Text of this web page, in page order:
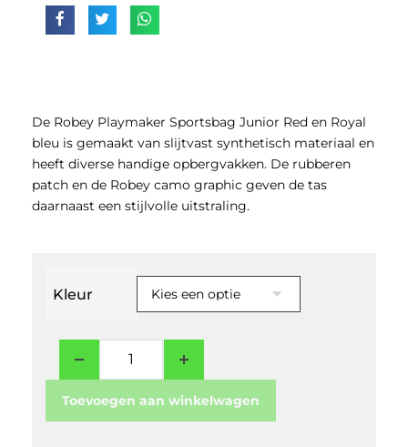
De Robey Playmaker Sportsbag Junior Red en Royal
bleu is gemaakt van slijtvast synthetisch materiaal en
heeft diverse handige opbergvakken. De rubberen
patch en de Robey camo graphic geven de tas
daarnaast een stijlvolle uitstraling.
Kleur
Toevoegen aan winkelwagen